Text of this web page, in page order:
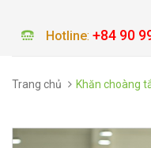
Hotline: +84 90
Trang chủ Khăn choàng